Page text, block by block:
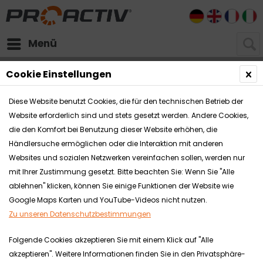
Menü
DE EN FR
Pedelecs
Cookie Einstellungen
Diese Website benutzt Cookies, die für den technischen Betrieb der
Website erforderlich sind und stets gesetzt werden. Andere Cookies,
die den Komfort bei Benutzung dieser Website erhöhen, die
Händlersuche ermöglichen oder die Interaktion mit anderen
Websites und sozialen Netzwerken vereinfachen sollen, werden nur
mit Ihrer Zustimmung gesetzt. Bitte beachten Sie: Wenn Sie "Alle
ablehnen" klicken, können Sie einige Funktionen der Website wie
Google Maps Karten und YouTube-Videos nicht nutzen.
Zu unseren Datenschutzbestimmungen
Folgende Cookies akzeptieren Sie mit einem Klick auf "Alle
akzeptieren". Weitere Informationen finden Sie in den Privatsphäre-